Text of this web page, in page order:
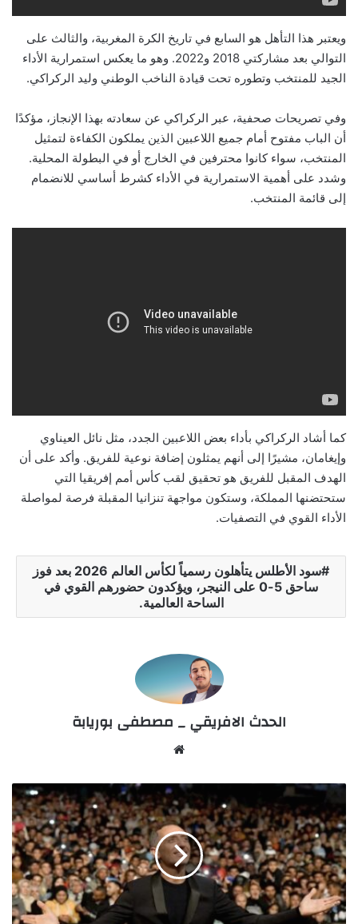
ويعتبر هذا التأهل هو السابع في تاريخ الكرة المغربية، والثالث على
التوالي بعد مشاركتي 2018 و2022. وهو ما يعكس استمرارية الأداء
الجيد للمنتخب وتطوره تحت قيادة الناخب الوطني وليد الركراكي.
وفي تصريحات صحفية، عبر الركراكي عن سعادته بهذا الإنجاز، مؤكدًا
أن الباب مفتوح أمام جميع اللاعبين الذين يملكون الكفاءة لتمثيل
المنتخب، سواء كانوا محترفين في الخارج أو في البطولة المحلية.
وشدد على أهمية الاستمرارية في الأداء كشرط أساسي للانضمام
إلى قائمة المنتخب.
كما أشاد الركراكي بأداء بعض اللاعبين الجدد، مثل نائل العيناوي
وإيغامان، مشيرًا إلى أنهم يمثلون إضافة نوعية للفريق. وأكد على أن
الهدف المقبل للفريق هو تحقيق لقب كأس أمم إفريقيا التي
ستحتضنها المملكة، وستكون مواجهة تنزانيا المقبلة فرصة لمواصلة
الأداء القوي في التصفيات.
سود الأطلس يتأهلون رسمياً لكأس العالم 2026 بعد فوز
ساحق 5-0 على النيجر، ويؤكدون حضورهم القوي في
الساحة العالمية.
الحدث الافريقي _ مصطفى بوريابة
“هو
جاد
المالح
يعود
إلى
الدار
البيضاء